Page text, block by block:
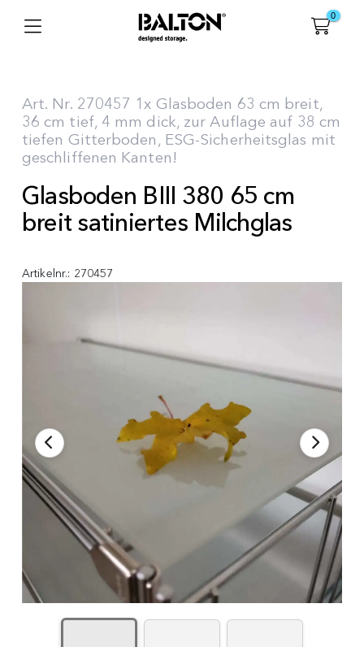
0
Art. Nr. 270457 1x Glasboden 63 cm breit,
36 cm tief, 4 mm dick, zur Auflage auf 38 cm
tiefen Gitterboden, ESG-Sicherheitsglas mit
geschliffenen Kanten!
Glasboden BIII 380 65 cm
breit satiniertes Milchglas
Artikelnr.: 270457